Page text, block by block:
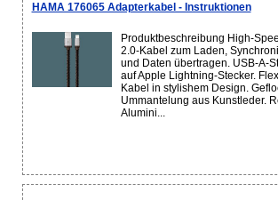
HAMA 176065 Adapterkabel - Instruktionen
Produktbeschreibung High-
2.0-Kabel zum Laden,
und Daten übertragen. USB-A-
auf Apple Lightning-Stecker.
Kabel in stylishem Design.
Ummantelung aus Kunstleder.
Alumini...